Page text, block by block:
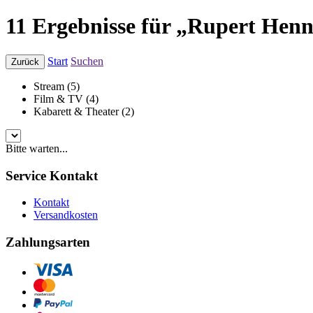
11 Ergebnisse für „Rupert
Zurück Start Suchen
Stream (5)
Film & TV (4)
Kabarett & Theater (2)
Bitte warten...
Service Kontakt
Kontakt
Versandkosten
Zahlungsarten